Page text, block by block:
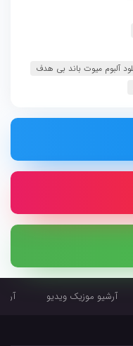
آلبوم میوت باند بی هدف
آرشیو موزیک ویدیو